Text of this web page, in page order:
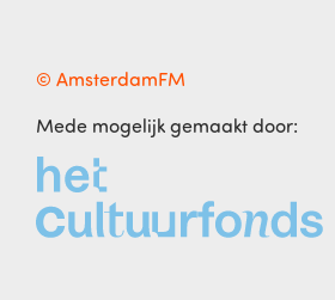
© AmsterdamFM
Mede mogelijk gemaakt door: